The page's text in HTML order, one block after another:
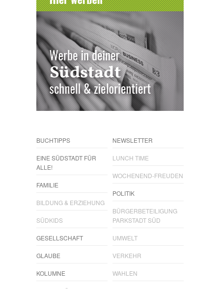
BUCHTIPPS
EINE SÜDSTADT FÜR
ALLE!
FAMILIE
BILDUNG & ERZIEHUNG
SÜDKIDS
GESELLSCHAFT
GLAUBE
KOLUMNE
NEWSLETTER
LUNCH TIME
WOCHENEND-FREUDEN
POLITIK
BÜRGERBETEILIGUNG
PARKSTADT SÜD
UMWELT
VERKEHR
WAHLEN